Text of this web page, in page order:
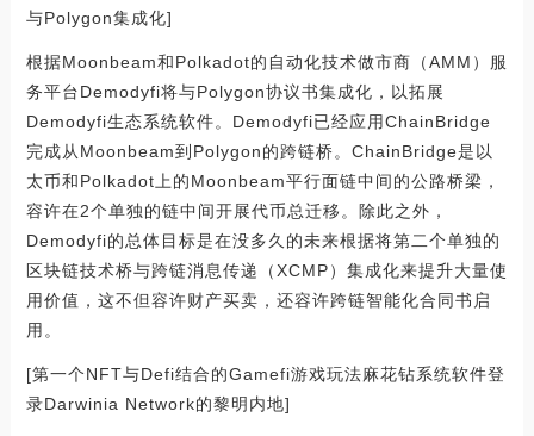
与Polygon集成化]
根据Moonbeam和Polkadot的自动化技术做市商（AMM）服
务平台Demodyfi将与Polygon协议书集成化，以拓展
Demodyfi生态系统软件。Demodyfi已经应用ChainBridge
完成从Moonbeam到Polygon的跨链桥。ChainBridge是以
太币和Polkadot上的Moonbeam平行面链中间的公路桥梁，
容许在2个单独的链中间开展代币总迁移。除此之外，
Demodyfi的总体目标是在没多久的未来根据将第二个单独的
区块链技术桥与跨链消息传递（XCMP）集成化来提升大量使
用价值，这不但容许财产买卖，还容许跨链智能化合同书启
用。
[第一个NFT与Defi结合的Gamefi游戏玩法麻花钻系统软件登
录Darwinia Network的黎明内地]